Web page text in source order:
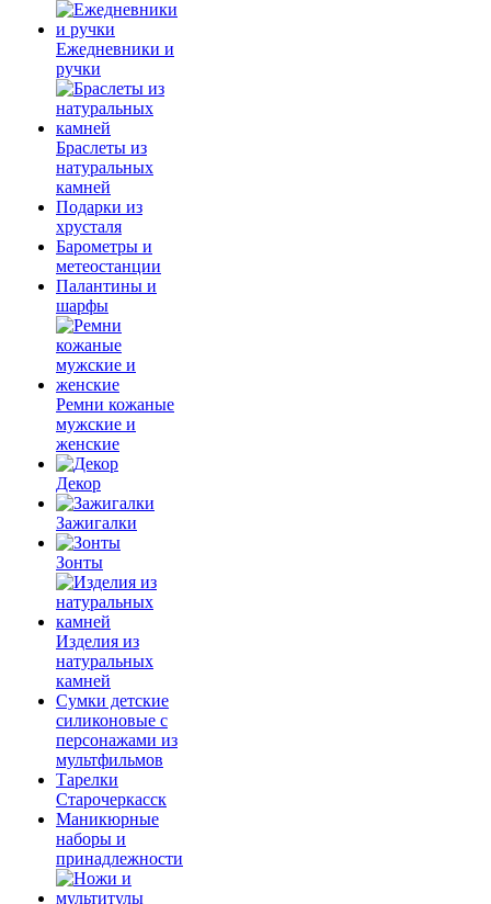
Ежедневники и
ручки
Браслеты из
натуральных
камней
Подарки из
хрусталя
Барометры и
метеостанции
Палантины и
шарфы
Ремни кожаные
мужские и
женские
Декор
Зажигалки
Зонты
Изделия из
натуральных
камней
Сумки детские
силиконовые с
персонажами из
мультфильмов
Тарелки
Старочеркасск
Маникюрные
наборы и
принадлежности